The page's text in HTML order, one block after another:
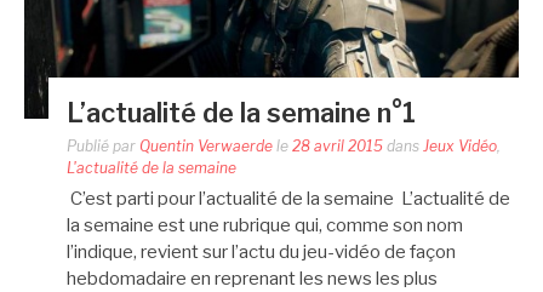
L’actualité de la semaine n°1
Publié par Quentin Verwaerde le 28 avril 2015 dans Jeux Vidéo,
L'actualité de la semaine
C’est parti pour l’actualité de la semaine L’actualité de
la semaine est une rubrique qui, comme son nom
l’indique, revient sur l’actu du jeu-vidéo de façon
hebdomadaire en reprenant les news les plus